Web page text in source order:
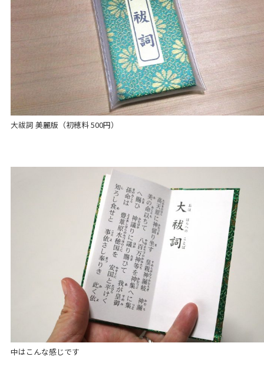
大祓詞 美麗版（初穂料 500円）
中はこんな感じです